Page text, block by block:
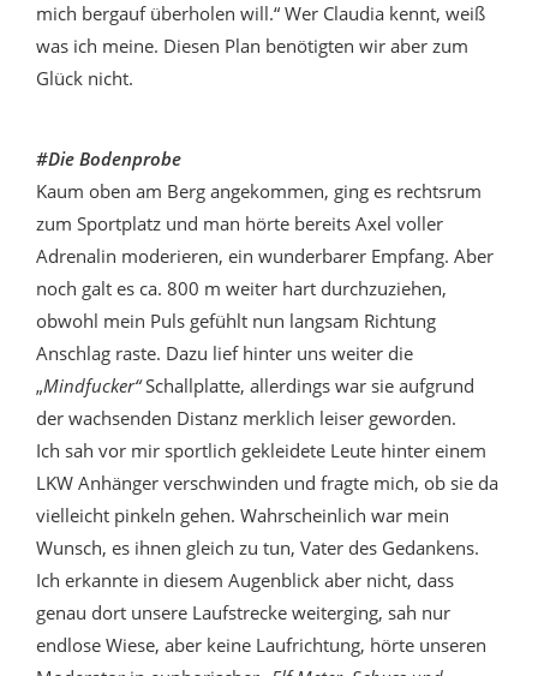
mich bergauf überholen will.“ Wer Claudia kennt, weiß
was ich meine. Diesen Plan benötigten wir aber zum
Glück nicht.
#Die Bodenprobe
Kaum oben am Berg angekommen, ging es rechtsrum
zum Sportplatz und man hörte bereits Axel voller
Adrenalin moderieren, ein wunderbarer Empfang. Aber
noch galt es ca. 800 m weiter hart durchzuziehen,
obwohl mein Puls gefühlt nun langsam Richtung
Anschlag raste. Dazu lief hinter uns weiter die
„Mindfucker“Schallplatte, allerdings war sie aufgrund
der wachsenden Distanz merklich leiser geworden.
Ich sah vor mir sportlich gekleidete Leute hinter einem
LKW Anhänger verschwinden und fragte mich, ob sie da
vielleicht pinkeln gehen. Wahrscheinlich war mein
Wunsch, es ihnen gleich zu tun, Vater des Gedankens.
Ich erkannte in diesem Augenblick aber nicht, dass
genau dort unsere Laufstrecke weiterging, sah nur
endlose Wiese, aber keine Laufrichtung, hörte unseren